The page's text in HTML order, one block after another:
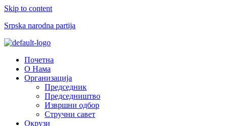
Skip to content
Srpska narodna partija
Menu
Почетна
О Нама
Организација
Председник
Председништво
Извршни одбор
Стручни савет
Окрузи